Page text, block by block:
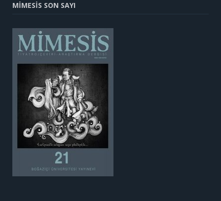
MİMESİS SON SAYI